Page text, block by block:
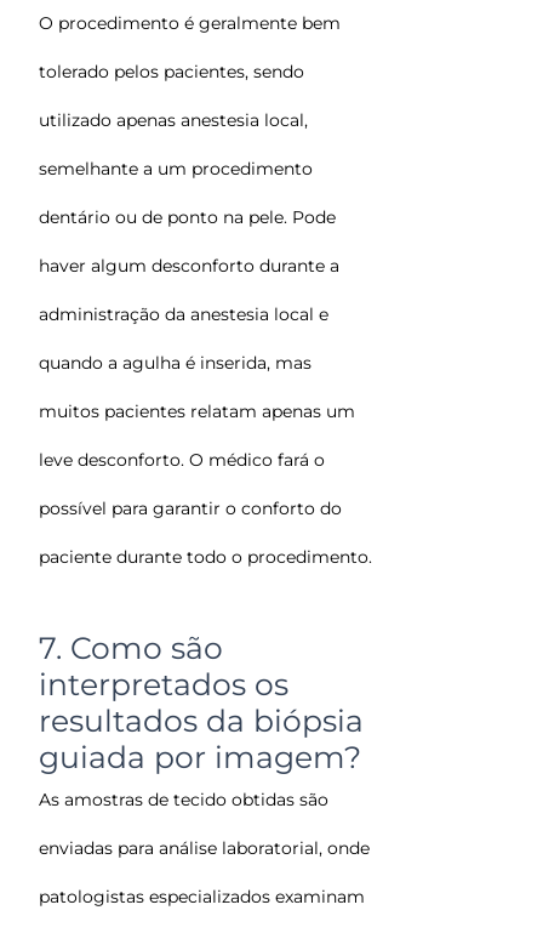
O procedimento é geralmente bem
tolerado pelos pacientes, sendo
utilizado apenas anestesia local,
semelhante a um procedimento
dentário ou de ponto na pele. Pode
haver algum desconforto durante a
administração da anestesia local e
quando a agulha é inserida, mas
muitos pacientes relatam apenas um
leve desconforto. O médico fará o
possível para garantir o conforto do
paciente durante todo o procedimento.
7. Como são
interpretados os
resultados da biópsia
guiada por imagem?
As amostras de tecido obtidas são
enviadas para análise laboratorial, onde
patologistas especializados examinam